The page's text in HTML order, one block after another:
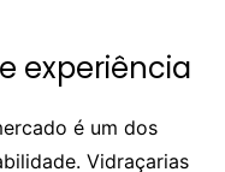
experiência
é um dos
Vidraçarias